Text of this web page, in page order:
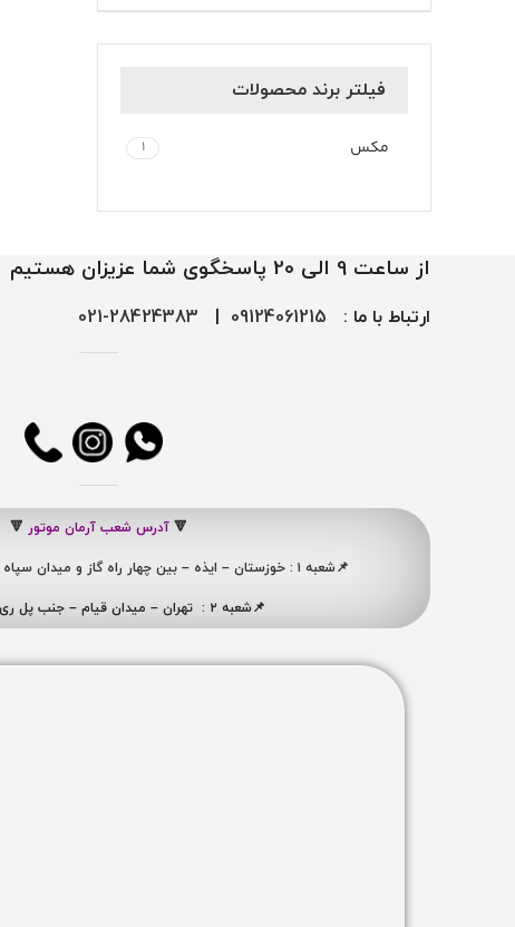
فیلتر برند محصولات
مکس 1
از ساعت 9 الی 20 پاسخگوی شما عزیزان هستیم
ارتباط با ما : 09124061215
28424383-021
🔻 آدرس شعب آرمان موتور 🔻
📌شعبه ۱ : خوزستان – ایذه – بین چهار راه گاز و میدان سپاه ، نبش کوچه شهید ممبینی
📌شعبه ۲ : تهران – میدان قیام – جنب پل ری – پلاک ۴۱۹